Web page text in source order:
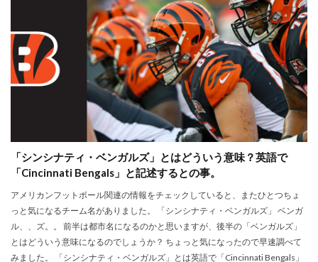
「シンシナティ・ベンガルズ」とはどういう意味？英語で
「Cincinnati Bengals」と記述するとの事。
アメリカンフットボール関連の情報をチェックしていると、またひとつちょ
っと気になるチーム名がありました。 「シンシナティ・ベンガルズ」 ベンガ
ル、、ズ。。 前半は都市名になるのかと思いますが、後半の「ベンガルズ」
とはどういう意味になるのでしょうか？ ちょっと気になったので早速調べて
みました。 「シンシナティ・ベンガルズ」とは英語で「Cincinnati Bengals」